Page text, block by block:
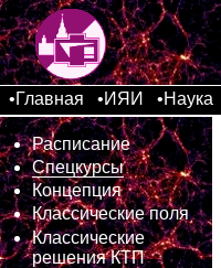
•Главная •ИЯИ •Наука
Расписание
Спецкурсы
Концепция
Классические поля
Классические
решения КТП